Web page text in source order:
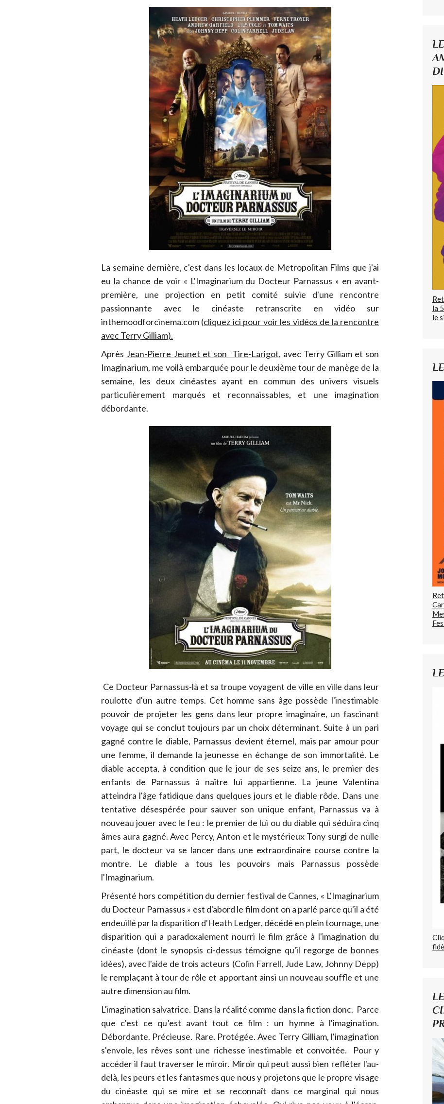
La semaine dernière, c'est dans les locaux de Metropolitan Films que j'ai
eu la chance de voir « L'Imaginarium du Docteur Parnassus » en avant-
première, une projection en petit comité suivie d'une rencontre
passionnante avec le cinéaste retranscrite en vidéo sur
inthemoodforcinema.com (cliquez ici pour voir les vidéos de la rencontre
avec Terry Gilliam).
Après Jean-Pierre Jeunet et son Tire-Larigot, avec Terry Gilliam et son
Imaginarium, me voilà embarquée pour le deuxième tour de manège de la
semaine, les deux cinéastes ayant en commun des univers visuels
particulièrement marqués et reconnaissables, et une imagination
débordante.
Ce Docteur Parnassus-là et sa troupe voyagent de ville en ville dans leur
roulotte d'un autre temps. Cet homme sans âge possède l'inestimable
pouvoir de projeter les gens dans leur propre imaginaire, un fascinant
voyage qui se conclut toujours par un choix déterminant. Suite à un pari
gagné contre le diable, Parnassus devient éternel, mais par amour pour
une femme, il demande la jeunesse en échange de son immortalité. Le
diable accepta, à condition que le jour de ses seize ans, le premier des
enfants de Parnassus à naître lui appartienne. La jeune Valentina
atteindra l'âge fatidique dans quelques jours et le diable rôde. Dans une
tentative désespérée pour sauver son unique enfant, Parnassus va à
nouveau jouer avec le feu : le premier de lui ou du diable qui séduira cinq
âmes aura gagné. Avec Percy, Anton et le mystérieux Tony surgi de nulle
part, le docteur va se lancer dans une extraordinaire course contre la
montre. Le diable a tous les pouvoirs mais Parnassus possède
l'Imaginarium.
Présenté hors compétition du dernier festival de Cannes, « L'Imaginarium
du Docteur Parnassus » est d'abord le film dont on a parlé parce qu'il a été
endeuillé par la disparition d'Heath Ledger, décédé en plein tournage, une
disparition qui a paradoxalement nourri le film grâce à l'imagination du
cinéaste (dont le synopsis ci-dessus témoigne qu'il regorge de bonnes
idées), avec l'aide de trois acteurs (Colin Farrell, Jude Law, Johnny Depp)
le remplaçant à tour de rôle et apportant ainsi un nouveau souffle et une
autre dimension au film.
L'imagination salvatrice. Dans la réalité comme dans la fiction donc. Parce
que c'est ce qu'est avant tout ce film : un hymne à l'imagination.
Débordante. Précieuse. Rare. Protégée. Avec Terry Gilliam, l'imagination
s'envole, les rêves sont une richesse inestimable et convoitée. Pour y
accéder il faut traverser le miroir. Miroir qui peut aussi bien refléter l'au-
delà, les peurs et les fantasmes que nous y projetons que le propre visage
du cinéaste qui se mire et se reconnaît dans ce marginal qui nous
la
le